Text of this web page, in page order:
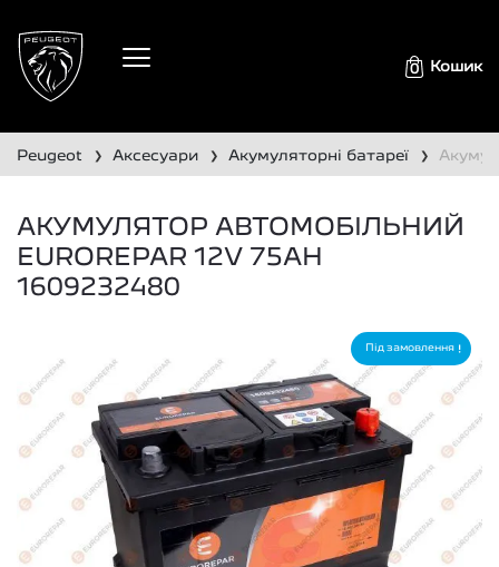
0 Кошик
peugeot ❯ аксесуари ❯ акумуляторні батареї ❯
АКУМУЛЯТОР АВТОМОБІЛЬНИЙ
EUROREPAR 12V 75AH
1609232480
Під замовлення